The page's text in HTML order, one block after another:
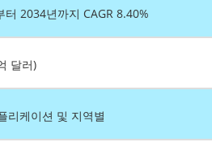
터 2034년까지 CAGR 8.40%
달러)
리케이션 및 지역별